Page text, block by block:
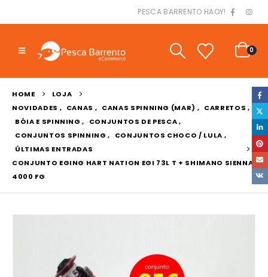
PESCA BARRENTO HAOY!
0
HOME
LOJA
NOVIDADES , CANAS , CANAS SPINNING (MAR) , CARRETOS ,
BÓIA E SPINNING , CONJUNTOS DE PESCA,
CONJUNTOS SPINNING , CONJUNTOS CHOCO / LULA ,
ÚLTIMAS ENTRADAS
CONJUNTO EGING HART NATION EGI 73L T + SHIMANO SIENNA
4000 FG